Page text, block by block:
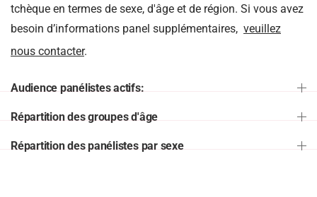
tchèque en termes de sexe, d'âge et de région. Si vous avez
besoin d’informations panel supplémentaires, veuillez
nous contacter.
Audience panélistes actifs:
Répartition des groupes d'âge
Répartition des panélistes par sexe